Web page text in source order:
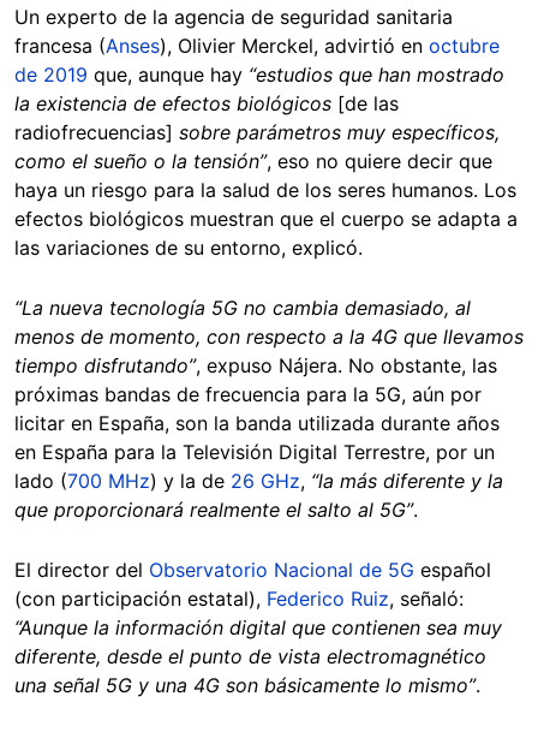
Un experto de la agencia de seguridad sanitaria
francesa (Anses), Olivier Merckel, advirtió en octubre
de 2019 que, aunque hay “estudios que han mostrado
la existencia de efectos biológicos [de las
radiofrecuencias] sobre parámetros muy específicos,
como el sueño o la tensión”, eso no quiere decir que
haya un riesgo para la salud de los seres humanos. Los
efectos biológicos muestran que el cuerpo se adapta a
las variaciones de su entorno, explicó.
“La nueva tecnología 5G no cambia demasiado, al
menos de momento, con respecto a la 4G que llevamos
tiempo disfrutando”, expuso Nájera. No obstante, las
próximas bandas de frecuencia para la 5G, aún por
licitar en España, son la banda utilizada durante años
en España para la Televisión Digital Terrestre, por un
lado (700 MHz) y la de 26 GHz, “la más diferente y la
que proporcionará realmente el salto al 5G”.
El director del Observatorio Nacional de 5G español
(con participación estatal), Federico Ruiz, señaló:
“Aunque la información digital que contienen sea muy
diferente, desde el punto de vista electromagnético
una señal 5G y una 4G son básicamente lo mismo”.